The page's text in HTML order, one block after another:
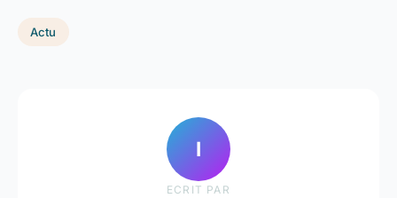
Actu
I
ECRIT PAR